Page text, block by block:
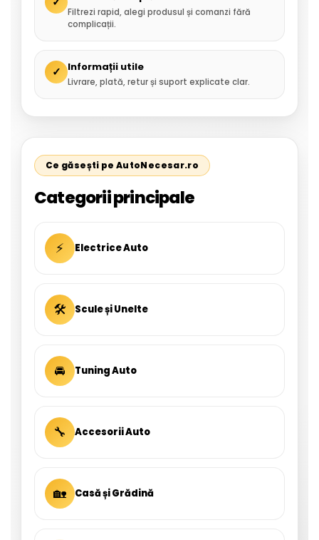
Filtrezi rapid, alegi produsul și comanzi fără
complicații.
✓ Informații utile
Livrare, plată, retur și suport explicate clar.
Ce găsești pe AutoNecesar.ro
Categorii principale
⚡ Electrice Auto
🛠 Scule și Unelte
🚘 Tuning Auto
🔧 Accesorii Auto
🏡 Casă și Grădină